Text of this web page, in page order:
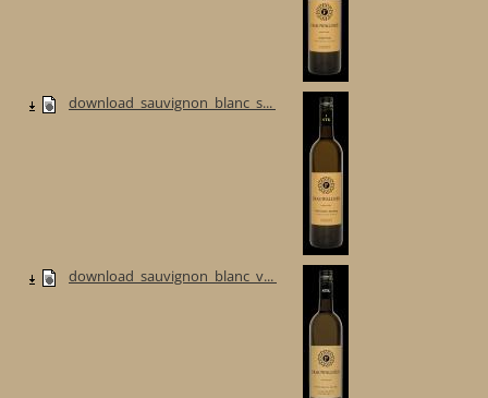
download_sauvignon_blanc_s...
download_sauvignon_blanc_v...